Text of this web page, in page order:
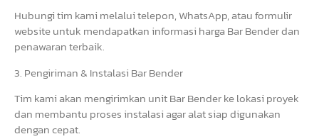
Hubungi tim kami melalui telepon, WhatsApp, atau formulir
website untuk mendapatkan informasi harga Bar Bender dan
penawaran terbaik.
3. Pengiriman & Instalasi Bar Bender
Tim kami akan mengirimkan unit Bar Bender ke lokasi proyek
dan membantu proses instalasi agar alat siap digunakan
dengan cepat.